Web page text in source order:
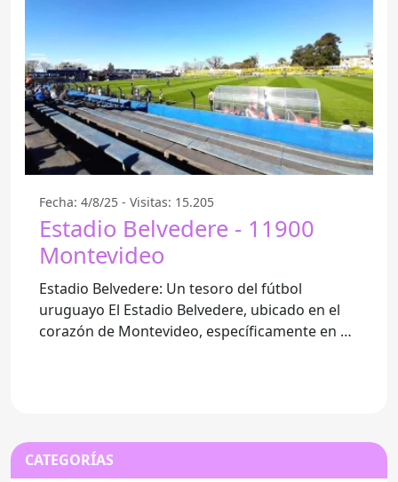
Fecha: 4/8/25 - Visitas: 15.205
Estadio Belvedere - 11900
Montevideo
Estadio Belvedere: Un tesoro del fútbol
uruguayo El Estadio Belvedere, ubicado en el
corazón de Montevideo, específicamente en el
CATEGORÍAS